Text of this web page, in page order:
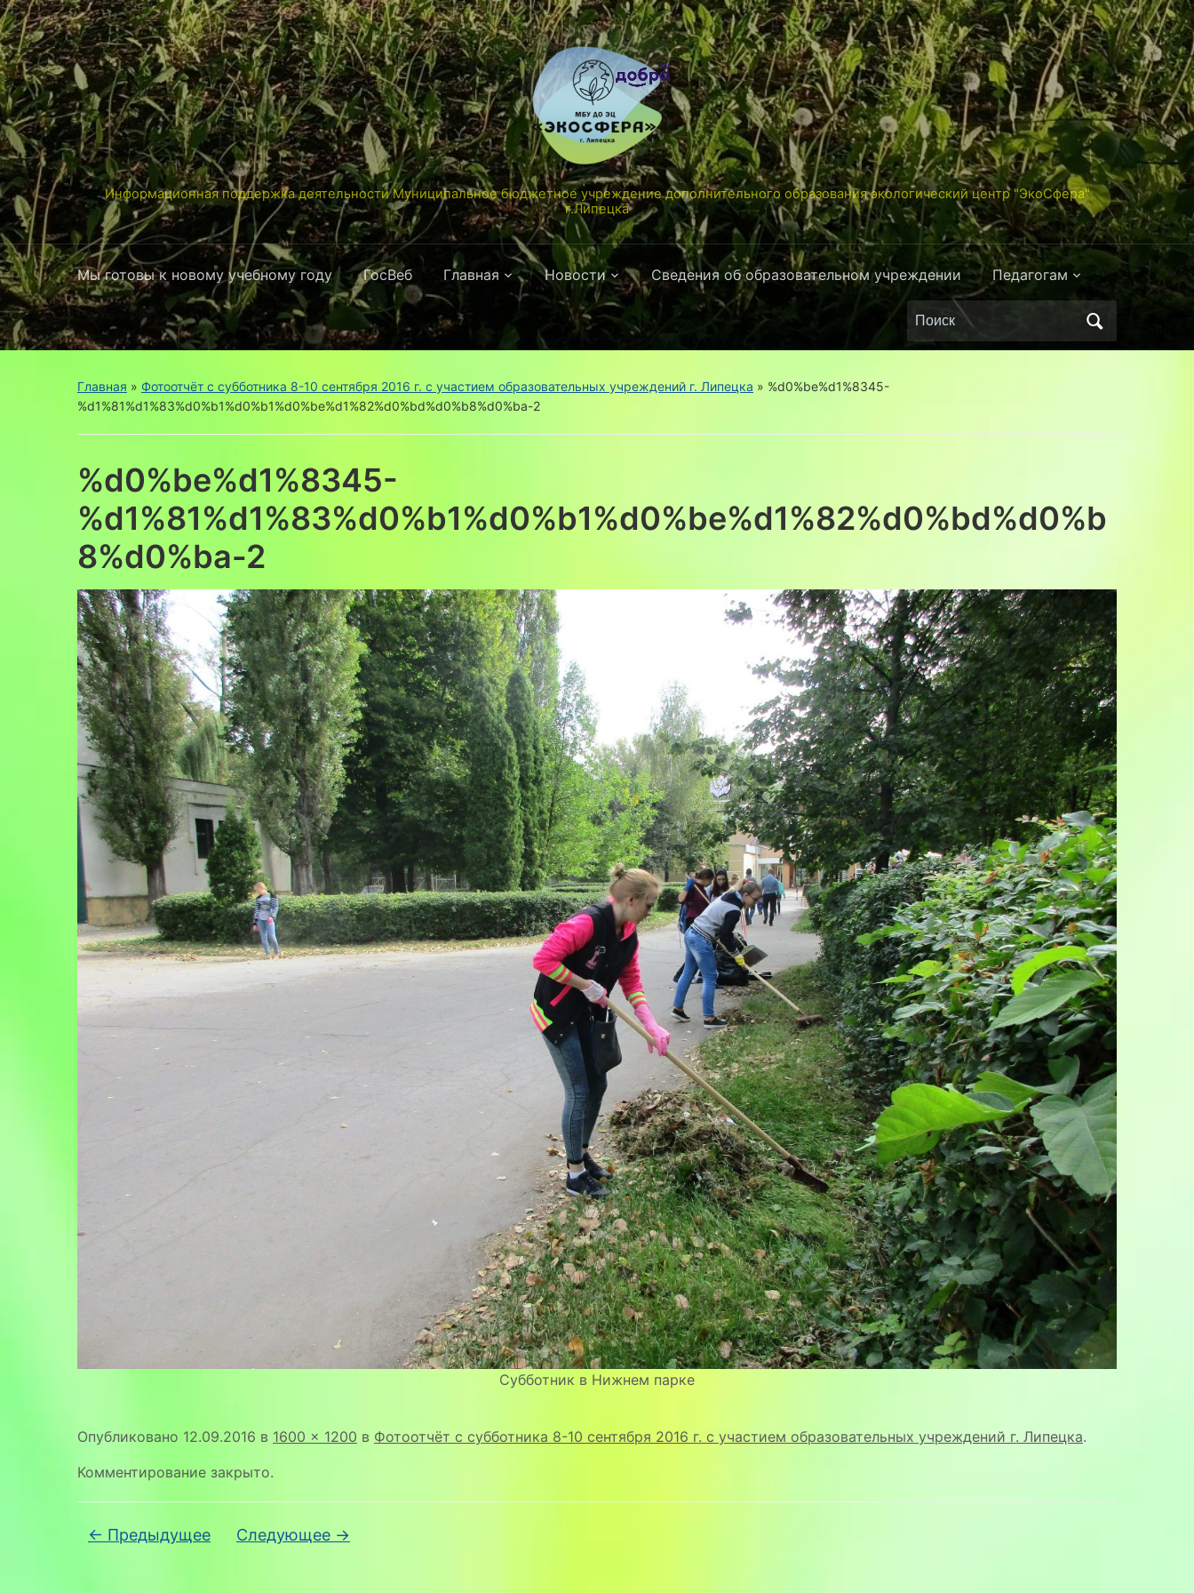
Информационная поддержка деятельности Муниципальное бюджетное учреждение дополнительного образования экологический центр "ЭкоСфера"
г.Липецка
Мы готовы к новому учебному году ГосВеб Главная Новости Сведения об образовательном учреждении Педагогам
Поиск
по:
Главная » Фотоотчёт с субботника 8-10 сентября 2016 г. с участием образовательных учреждений г. Липецка » %d0%be%d1%8345-
%d1%81%d1%83%d0%b1%d0%b1%d0%be%d1%82%d0%bd%d0%b8%d0%ba-2
%d0%be%d1%8345-
%d1%81%d1%83%d0%b1%d0%b1%d0%be%d1%82%d0%bd%d0%b
8%d0%ba-2
Субботник в Нижнем парке
Опубликовано 12.09.2016 в 1600 × 1200 в Фотоотчёт с субботника 8-10 сентября 2016 г. с участием образовательных учреждений г. Липецка.
Комментирование закрыто.
← Предыдущее Следующее →